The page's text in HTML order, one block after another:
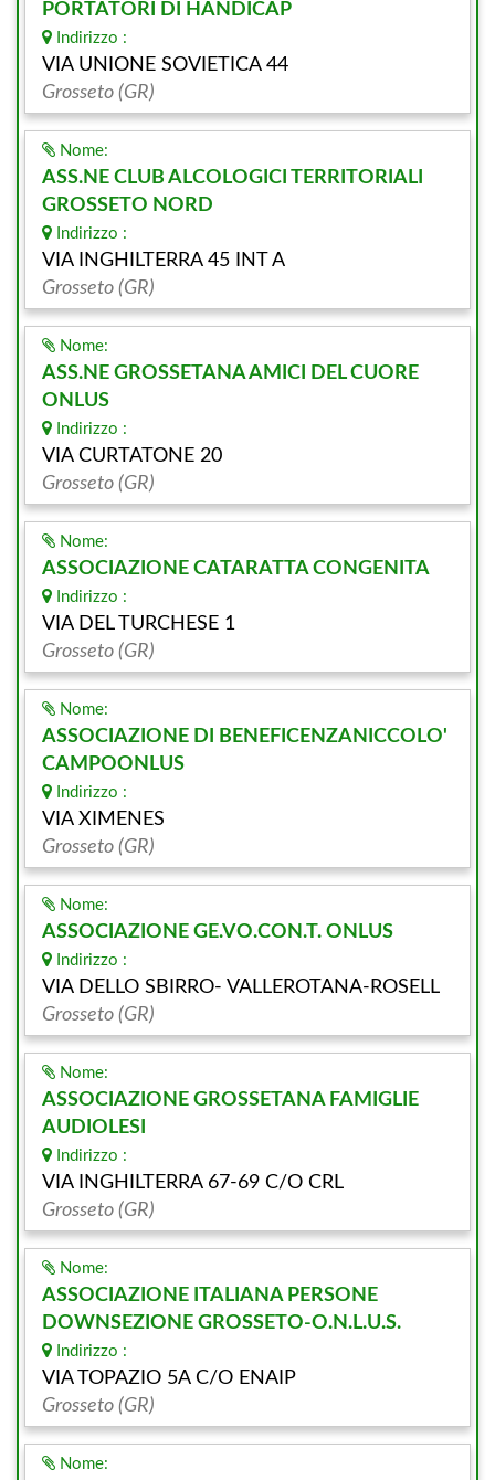
PORTATORI DI HANDICAP
Indirizzo :
VIA UNIONE SOVIETICA 44
Grosseto (GR)
Nome:
ASS.NE CLUB ALCOLOGICI TERRITORIALI
GROSSETO NORD
Indirizzo :
VIA INGHILTERRA 45 INT A
Grosseto (GR)
Nome:
ASS.NE GROSSETANA AMICI DEL CUORE
ONLUS
Indirizzo :
VIA CURTATONE 20
Grosseto (GR)
Nome:
ASSOCIAZIONE CATARATTA CONGENITA
Indirizzo :
VIA DEL TURCHESE 1
Grosseto (GR)
Nome:
ASSOCIAZIONE DI BENEFICENZANICCOLO'
CAMPOONLUS
Indirizzo :
VIA XIMENES
Grosseto (GR)
Nome:
ASSOCIAZIONE GE.VO.CON.T. ONLUS
Indirizzo :
VIA DELLO SBIRRO- VALLEROTANA-ROSELL
Grosseto (GR)
Nome:
ASSOCIAZIONE GROSSETANA FAMIGLIE
AUDIOLESI
Indirizzo :
VIA INGHILTERRA 67-69 C/O CRL
Grosseto (GR)
Nome:
ASSOCIAZIONE ITALIANA PERSONE
DOWNSEZIONE GROSSETO-O.N.L.U.S.
Indirizzo :
VIA TOPAZIO 5A C/O ENAIP
Grosseto (GR)
Nome: